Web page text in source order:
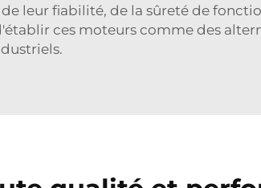
leur fiabilité, de la sûreté de
ces moteurs comme des